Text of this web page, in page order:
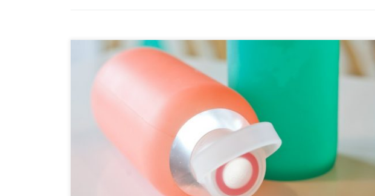
Nasza lokalna masażystka niedawno przestawiła się na stosowanie oleju kokosowego w
swoich masażach zamiast używania regularnie tłustego oleju. Mówi, że nie jest tak
niechlujny, wystarcza na dłużej i po prostu pracuje się z nim lepiej. Kiedy
rozmawialiśmy o korzyściach płynących z kokosa powiedziałem do niej: „wiesz, olej
kokosowy z dodatkiem cannabis jest niezwykle przydatną rzeczą w domu.”
Przygotowujemy naleśniki z […]